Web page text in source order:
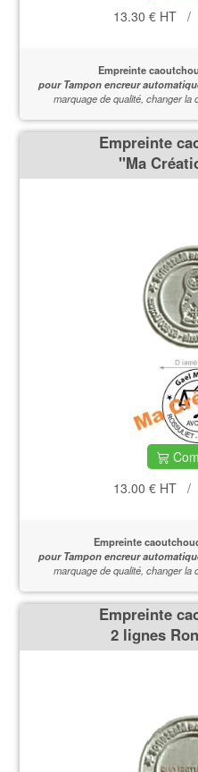
13.30 € HT /
Empreinte
pour Tampon encreur
marquage de qualité, changer la
Empreinte
''Ma
13.00 € HT /
Empreinte
pour Tampon encreur
marquage de qualité, changer la
Empreinte
2 lignes